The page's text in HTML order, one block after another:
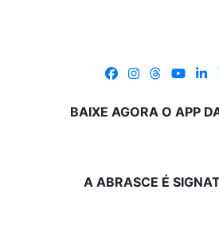
BAIXE AGORA O APP
A ABRASCE É